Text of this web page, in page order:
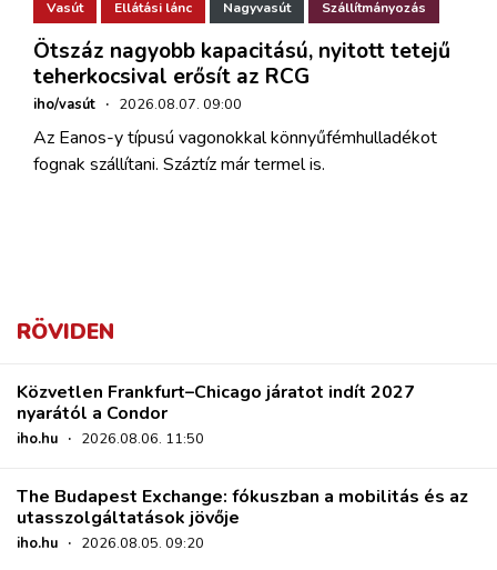
Vasút Ellátási lánc Nagyvasút Szállítmányozás
Ötszáz nagyobb kapacitású, nyitott tetejű
teherkocsival erősít az RCG
iho/vasút · 2026.08.07. 09:00
Az Eanos-y típusú vagonokkal könnyűfémhulladékot
fognak szállítani. Száztíz már termel is.
RÖVIDEN
Közvetlen Frankfurt–Chicago járatot indít 2027
nyarától a Condor
iho.hu · 2026.08.06. 11:50
The Budapest Exchange: fókuszban a mobilitás és az
utasszolgáltatások jövője
iho.hu · 2026.08.05. 09:20